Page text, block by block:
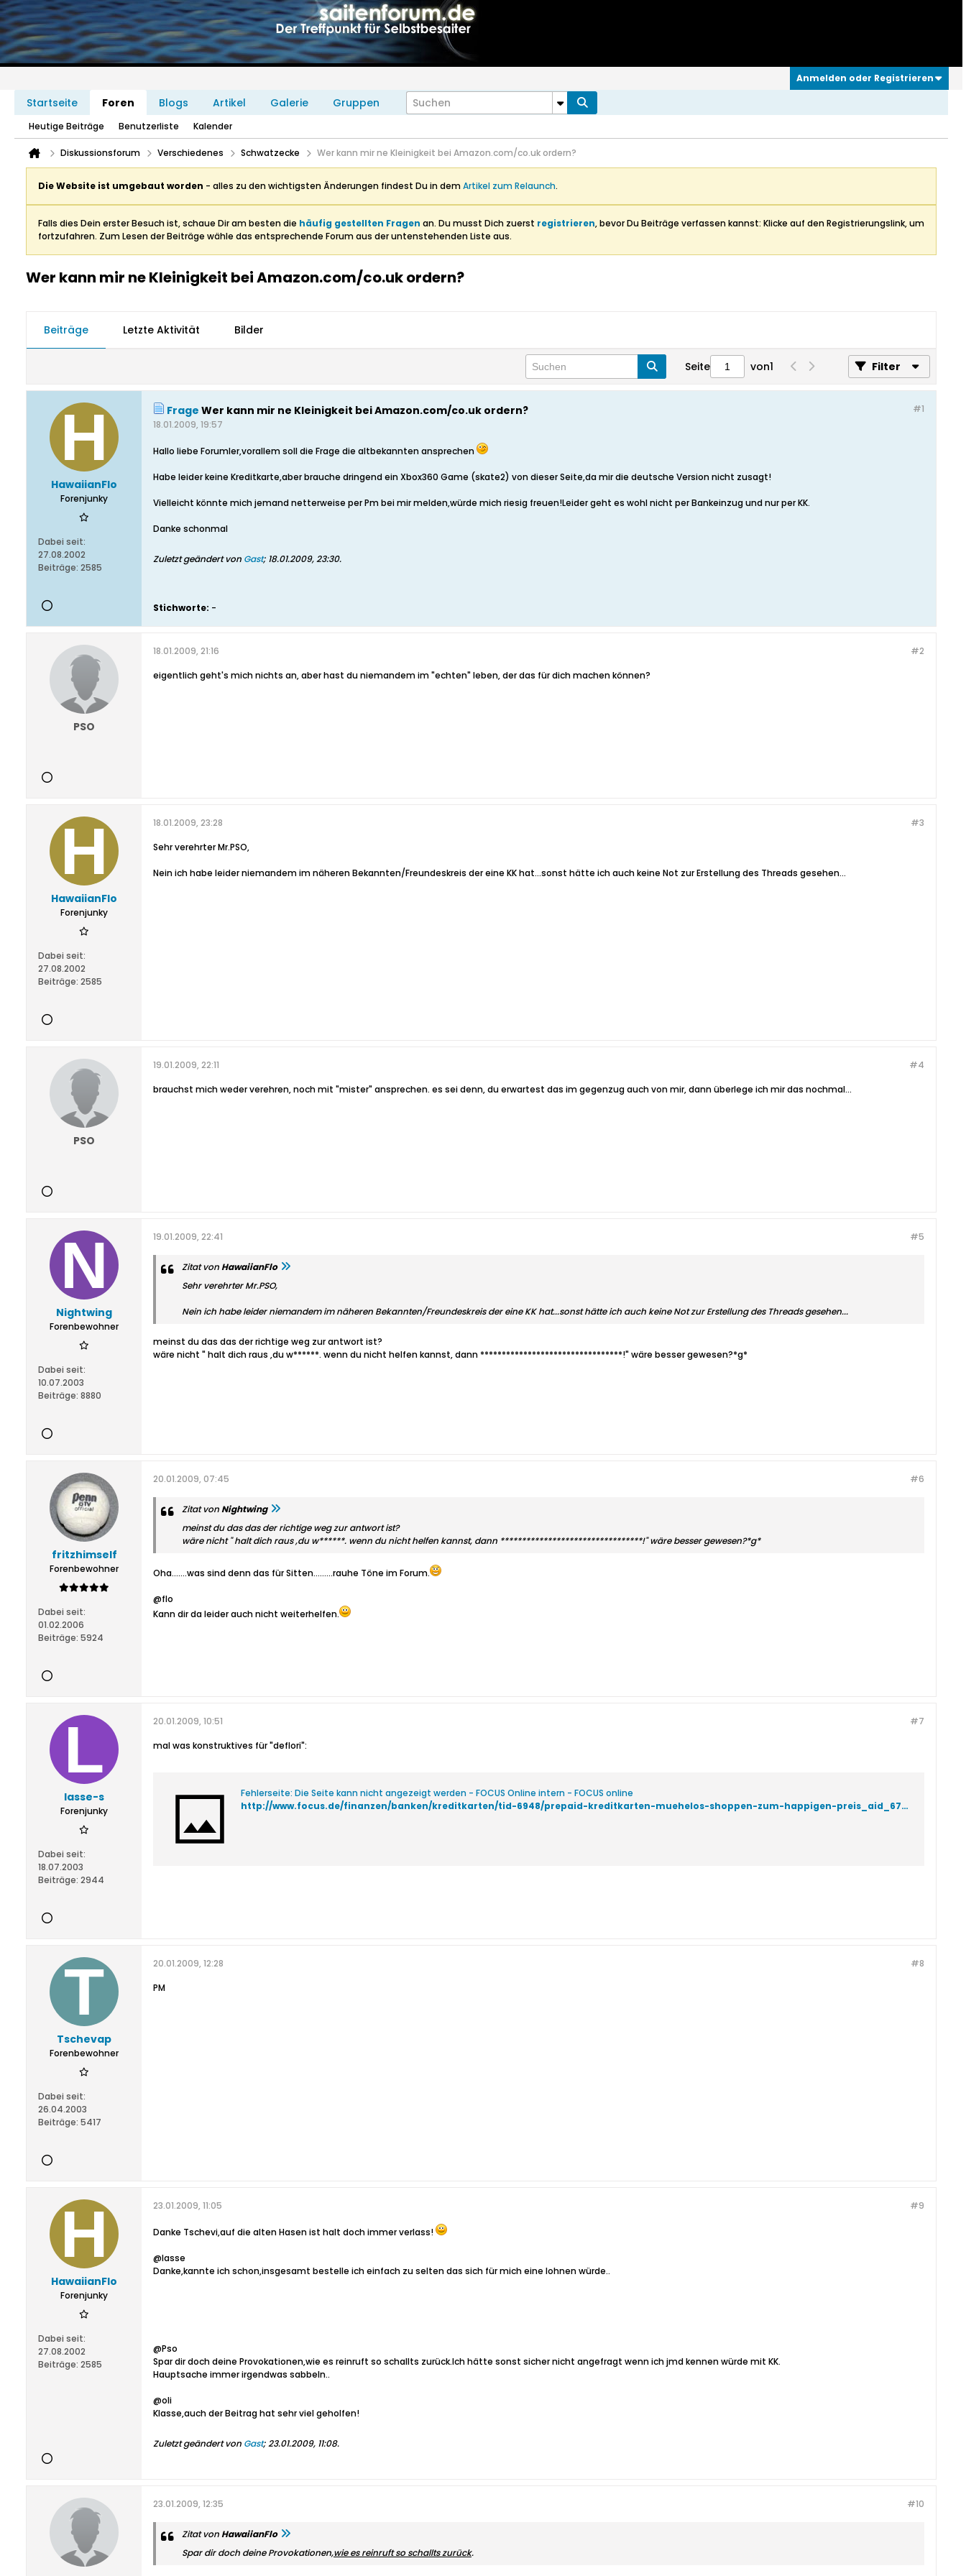
Anmelden oder Registrieren
Startseite Foren Blogs Artikel Galerie Gruppen
Heutige Beiträge Benutzerliste Kalender
Diskussionsforum Verschiedenes Schwatzecke Wer kann mir ne Kleinigkeit bei Amazon.com/co.uk ordern?
Die Website ist umgebaut worden - alles zu den wichtigsten Änderungen findest Du in demArtikel zum Relaunch.
Falls dies Dein erster Besuch ist, schaue Dir am besten die häufig gestellten Fragen an. Du musst Dich zuerst registrieren, bevor Du Beiträge verfassen kannst: Klicke auf den Registrierungslink, um
fortzufahren. Zum Lesen der Beiträge wähle das entsprechende Forum aus der untenstehenden Liste aus.
Wer kann mir ne Kleinigkeit bei Amazon.com/co.uk ordern?
Beiträge Letzte Aktivität Bilder
Seite von1 Filter
HawaiianFlo
Forenjunky
Dabei seit:
27.08.2002
Beiträge: 2585
#1
Frage Wer kann mir ne Kleinigkeit bei Amazon.com/co.uk ordern?
18.01.2009, 19:57
Hallo liebe Forumler,vorallem soll die Frage die altbekannten ansprechen
Habe leider keine Kreditkarte,aber brauche dringend ein Xbox360 Game (skate2) von dieser Seite,da mir die deutsche Version nicht zusagt!
Vielleicht könnte mich jemand netterweise per Pm bei mir melden,würde mich riesig freuen!Leider geht es wohl nicht per Bankeinzug und nur per KK.
Danke schonmal
Zuletzt geändert von Gast; 18.01.2009, 23:30.
Stichworte: -
PSO
#2
18.01.2009, 21:16
eigentlich geht's mich nichts an, aber hast du niemandem im "echten" leben, der das für dich machen können?
HawaiianFlo
Forenjunky
Dabei seit:
27.08.2002
Beiträge: 2585
#3
18.01.2009, 23:28
Sehr verehrter Mr.PSO,
Nein ich habe leider niemandem im näheren Bekannten/Freundeskreis der eine KK hat...sonst hätte ich auch keine Not zur Erstellung des Threads gesehen...
PSO
#4
19.01.2009, 22:11
brauchst mich weder verehren, noch mit "mister" ansprechen. es sei denn, du erwartest das im gegenzug auch von mir, dann überlege ich mir das nochmal...
Nightwing
Forenbewohner
Dabei seit:
10.07.2003
Beiträge: 8880
#5
19.01.2009, 22:41
Zitat vonHawaiianFlo
Sehr verehrter Mr.PSO,
Nein ich habe leider niemandem im näheren Bekannten/Freundeskreis der eine KK hat...sonst hätte ich auch keine Not zur Erstellung des Threads gesehen...
meinst du das das der richtige weg zur antwort ist?
wäre nicht " halt dich raus ,du w******. wenn du nicht helfen kannst, dann *********************************!" wäre besser gewesen?*g*
fritzhimself
Forenbewohner
Dabei seit:
01.02.2006
Beiträge: 5924
#6
20.01.2009, 07:45
Zitat vonNightwing
meinst du das das der richtige weg zur antwort ist?
wäre nicht " halt dich raus ,du w******. wenn du nicht helfen kannst, dann *********************************!" wäre besser gewesen?*g*
Oha.......was sind denn das für Sitten.........rauhe Töne im Forum.
@flo
Kann dir da leider auch nicht weiterhelfen.
lasse-s
Forenjunky
Dabei seit:
18.07.2003
Beiträge: 2944
#7
20.01.2009, 10:51
mal was konstruktives für "deflori":
Fehlerseite: Die Seite kann nicht angezeigt werden - FOCUS Online intern - FOCUS online
http://www.focus.de/finanzen/banken/kreditkarten/tid-6948/prepaid-kreditkarten-muehelos-shoppen-zum-happigen-preis_aid_67607.html
Tschevap
Forenbewohner
Dabei seit:
26.04.2003
Beiträge: 5417
#8
20.01.2009, 12:28
PM
HawaiianFlo
Forenjunky
Dabei seit:
27.08.2002
Beiträge: 2585
#9
23.01.2009, 11:05
Danke Tschevi,auf die alten Hasen ist halt doch immer verlass!
@lasse
Danke,kannte ich schon,insgesamt bestelle ich einfach zu selten das sich für mich eine lohnen würde..
@Pso
Spar dir doch deine Provokationen,wie es reinruft so schallts zurück.Ich hätte sonst sicher nicht angefragt wenn ich jmd kennen würde mit KK.
Hauptsache immer irgendwas sabbeln..
@oli
Klasse,auch der Beitrag hat sehr viel geholfen!
Zuletzt geändert von Gast;23.01.2009, 11:08.
#10
23.01.2009, 12:35
Zitat vonHawaiianFlo
Spar dir doch deine Provokationen,wie es reinruft so schallts zurück.